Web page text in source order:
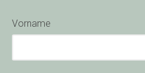
Vorname